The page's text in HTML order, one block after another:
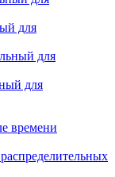
для
для
времени